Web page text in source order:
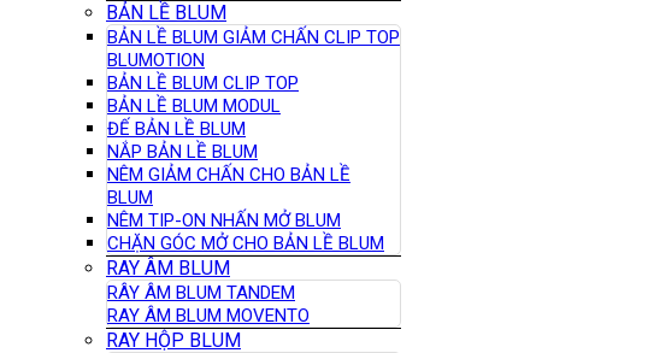
BẢN LỀ BLUM
BẢN LỀ BLUM GIẢM CHẤN CLIP TOP
BLUMOTION
BẢN LỀ BLUM CLIP TOP
BẢN LỀ BLUM MODUL
ĐẾ BẢN LỀ BLUM
NẮP BẢN LỀ BLUM
NÊM GIẢM CHẤN CHO BẢN LỀ
BLUM
NÊM TIP-ON NHẤN MỞ BLUM
CHẶN GÓC MỞ CHO BẢN LỀ BLUM
RAY ÂM BLUM
RÂY ÂM BLUM TANDEM
RAY ÂM BLUM MOVENTO
RAY HỘP BLUM